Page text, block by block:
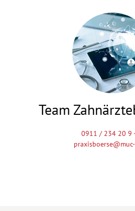
Team
0911 / 234 20 9